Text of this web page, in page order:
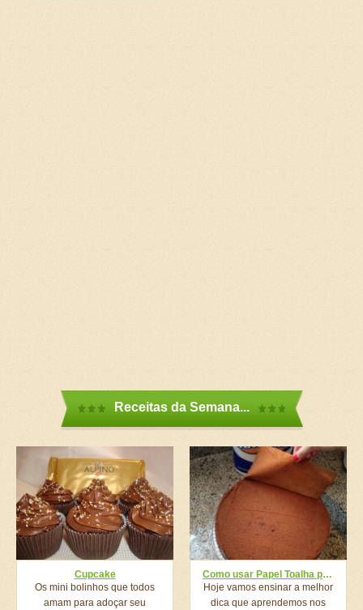
Receitas da Semana...
Cupcake
Os mini bolinhos que todos
amam para adoçar seu
Como usar Papel Toalha para Untar Formas de Bolo
Hoje vamos ensinar a melhor
dica que aprendemos nos